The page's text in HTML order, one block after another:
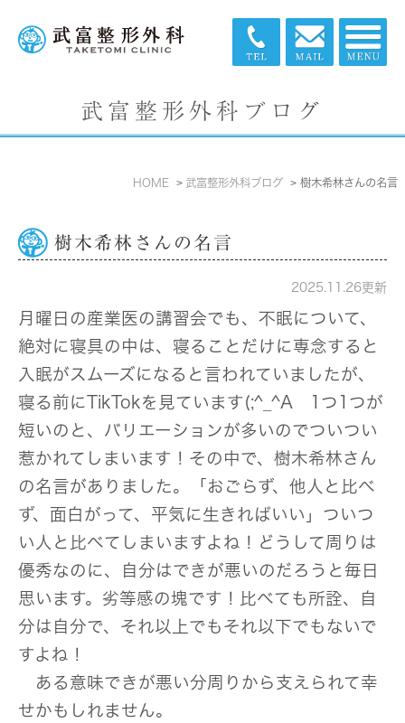
武富整形外科ブログ
HOME 武富整形外科ブログ 樹木希林さんの名言
樹木希林さんの名言
2025.11.26更新
月曜日の産業医の講習会でも、不眠について、
絶対に寝具の中は、寝ることだけに専念すると
入眠がスムーズになると言われていましたが、
寝る前にTikTokを見ています(;^_^A 1つ1つが
短いのと、バリエーションが多いのでついつい
惹かれてしまいます！その中で、樹木希林さん
の名言がありました。「おごらず、他人と比べ
ず、面白がって、平気に生きればいい」ついつ
い人と比べてしまいますよね！どうして周りは
優秀なのに、自分はできが悪いのだろうと毎日
思います。劣等感の塊です！比べても所詮、自
分は自分で、それ以上でもそれ以下でもないで
すよね！
ある意味できが悪い分周りから支えられて幸
せかもしれません。